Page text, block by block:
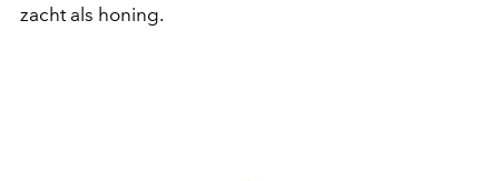
zacht als honing.